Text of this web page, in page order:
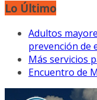
Lo Último
Adultos
prevención de
Más servicios
Encuentro de